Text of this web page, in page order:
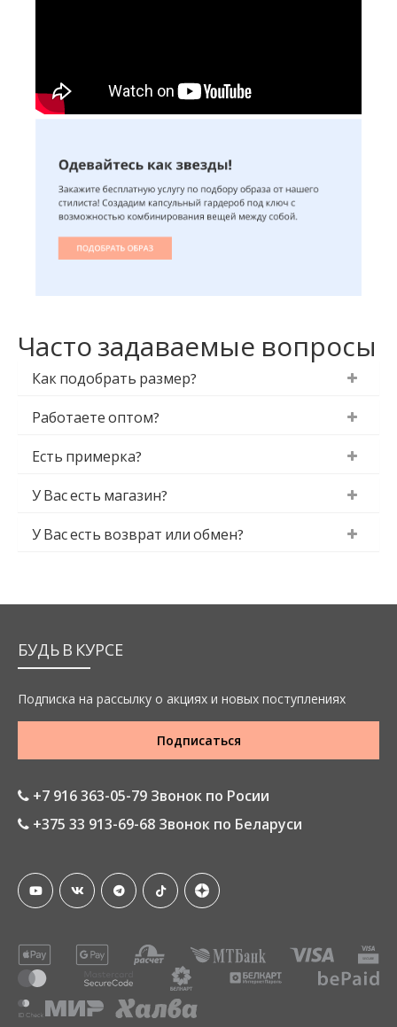
Часто задаваемые вопросы
Как подобрать размер?
Работаете оптом?
Есть примерка?
У Вас есть магазин?
У Вас есть возврат или обмен?
БУДЬ В КУРСЕ
Подписка на рассылку о акциях и новых поступлениях
Подписаться
+7 916 363-05-79 Звонок по Росии
+375 33 913-69-68 Звонок по Беларуси